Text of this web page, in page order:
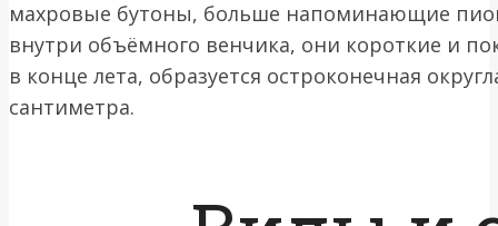
махровые бутоны, больше напоминающие
внутри объёмного венчика, они короткие и
в конце лета, образуется остроконечная
сантиметра.